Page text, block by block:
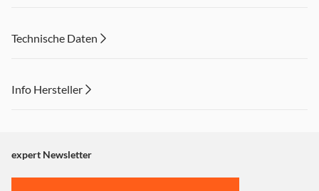
Technische Daten
Info Hersteller
"Marketing".
Einstellungen anpassen
expert Newsletter